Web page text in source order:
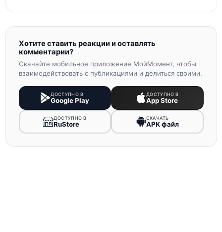
Хотите ставить реакции и оставлять
комментарии?
Скачайте мобильное приложение МойМомент, чтобы
взаимодействовать с публикациями и делиться своими.
ДОСТУПНО В
Google Play
ДОСТУПНО В
App Store
ДОСТУПНО В
RuStore
СКАЧАТЬ
APK файл